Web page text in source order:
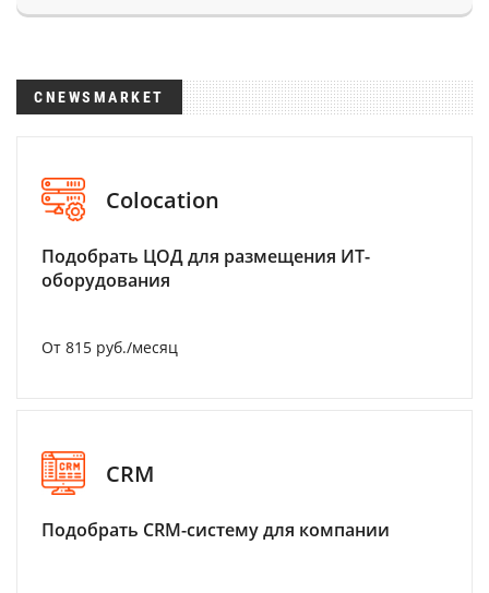
CNEWSMARKET
Colocation
Подобрать ЦОД для размещения ИТ-
оборудования
От 815 руб./месяц
CRM
Подобрать CRM-систему для компании